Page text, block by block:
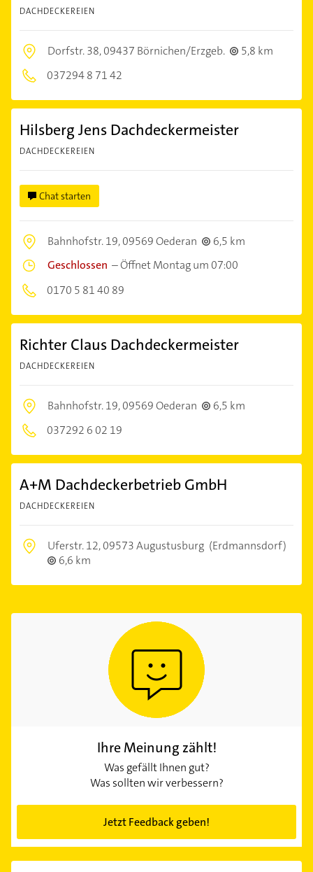
DACHDECKEREIEN
Dorfstr. 38,09437 Börnichen/Erzgeb.
5,8 km
037294 8 71 42
Hilsberg Jens Dachdeckermeister
DACHDECKEREIEN
Chat starten
Bahnhofstr. 19,09569 Oederan
6,5 km
Geschlossen –Öffnet Montag um 07:00
0170 5 81 40 89
Richter Claus Dachdeckermeister
DACHDECKEREIEN
Bahnhofstr. 19,09569 Oederan
6,5 km
037292 6 02 19
A+M Dachdeckerbetrieb GmbH
DACHDECKEREIEN
Uferstr. 12,09573 Augustusburg (Erdmannsdorf)
6,6 km
Ihre Meinung zählt!
Was gefällt Ihnen gut?
Was sollten wir verbessern?
Jetzt Feedback geben!